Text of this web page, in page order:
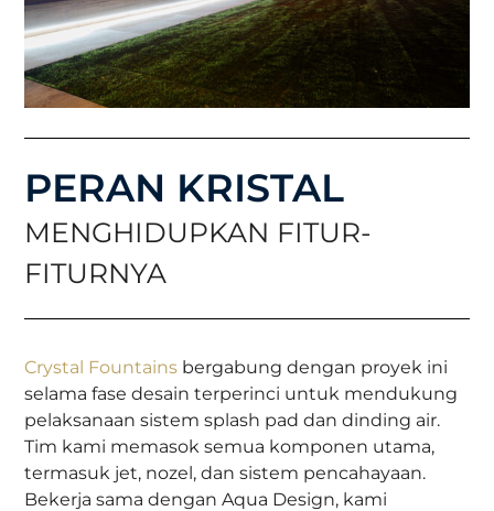
PERAN KRISTAL
MENGHIDUPKAN FITUR-
FITURNYA
Crystal Fountains bergabung dengan proyek ini
selama fase desain terperinci untuk mendukung
pelaksanaan sistem splash pad dan dinding air.
Tim kami memasok semua komponen utama,
termasuk jet, nozel, dan sistem pencahayaan.
Bekerja sama dengan Aqua Design, kami